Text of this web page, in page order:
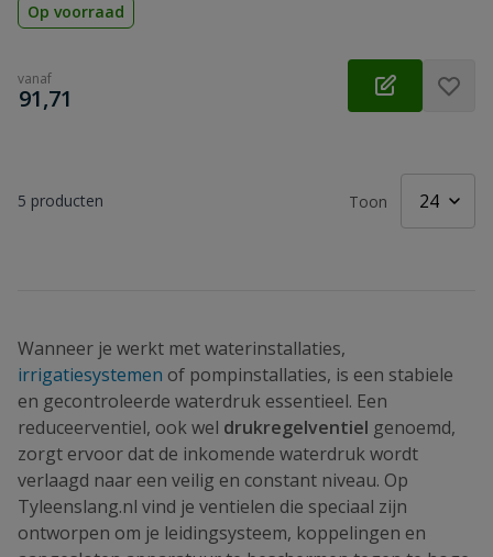
Op voorraad
vanaf
€
91,71
5 producten Toon
Wanneer je werkt met waterinstallaties,
irrigatiesystemen of pompinstallaties, is een stabiele
en gecontroleerde waterdruk essentieel. Een
reduceerventiel, ook wel drukregelventiel genoemd,
zorgt ervoor dat de inkomende waterdruk wordt
verlaagd naar een veilig en constant niveau. Op
Tyleenslang.nl vind je ventielen die speciaal zijn
ontworpen om je leidingsysteem, koppelingen en